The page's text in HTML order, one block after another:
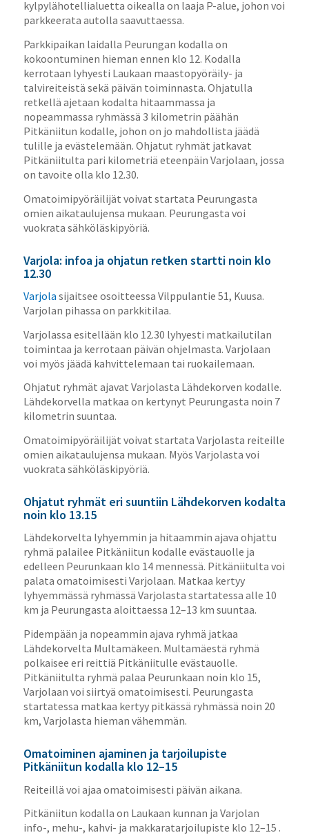
kylpylähotellialuetta oikealla on laaja P-alue, johon voi
parkkeerata autolla saavuttaessa.
Parkkipaikan laidalla Peurungan kodalla on
kokoontuminen hieman ennen klo 12. Kodalla
kerrotaan lyhyesti Laukaan maastopyöräily- ja
talvireiteistä sekä päivän toiminnasta. Ohjatulla
retkellä ajetaan kodalta hitaammassa ja
nopeammassa ryhmässä 3 kilometrin päähän
Pitkäniitun kodalle, johon on jo mahdollista jäädä
tulille ja evästelemään. Ohjatut ryhmät jatkavat
Pitkäniitulta pari kilometriä eteenpäin Varjolaan, jossa
on tavoite olla klo 12.30.
Omatoimipyöräilijät voivat startata Peurungasta
omien aikataulujensa mukaan. Peurungasta voi
vuokrata sähköläskipyöriä.
Varjola: infoa ja ohjatun retken startti noin klo
12.30
Varjola sijaitsee osoitteessa Vilppulantie 51, Kuusa.
Varjolan pihassa on parkkitilaa.
Varjolassa esitellään klo 12.30 lyhyesti matkailutilan
toimintaa ja kerrotaan päivän ohjelmasta. Varjolaan
voi myös jäädä kahvittelemaan tai ruokailemaan.
Ohjatut ryhmät ajavat Varjolasta Lähdekorven kodalle.
Lähdekorvella matkaa on kertynyt Peurungasta noin 7
kilometrin suuntaa.
Omatoimipyöräilijät voivat startata Varjolasta reiteille
omien aikataulujensa mukaan. Myös Varjolasta voi
vuokrata sähköläskipyöriä.
Ohjatut ryhmät eri suuntiin Lähdekorven kodalta
noin klo 13.15
Lähdekorvelta lyhyemmin ja hitaammin ajava ohjattu
ryhmä palailee Pitkäniitun kodalle evästauolle ja
edelleen Peurunkaan klo 14 mennessä. Pitkäniitulta voi
palata omatoimisesti Varjolaan. Matkaa kertyy
lyhyemmässä ryhmässä Varjolasta startatessa alle 10
km ja Peurungasta aloittaessa 12–13 km suuntaa.
Pidempään ja nopeammin ajava ryhmä jatkaa
Lähdekorvelta Multamäkeen. Multamäestä ryhmä
polkaisee eri reittiä Pitkäniitulle evästauolle.
Pitkäniitulta ryhmä palaa Peurunkaan noin klo 15,
Varjolaan voi siirtyä omatoimisesti. Peurungasta
startatessa matkaa kertyy pitkässä ryhmässä noin 20
km, Varjolasta hieman vähemmän.
Omatoiminen ajaminen ja tarjoilupiste
Pitkäniitun kodalla klo 12–15
Reiteillä voi ajaa omatoimisesti päivän aikana.
Pitkäniitun kodalla on Laukaan kunnan ja Varjolan
info-, mehu-, kahvi- ja makkaratarjoilupiste klo 12–15 .